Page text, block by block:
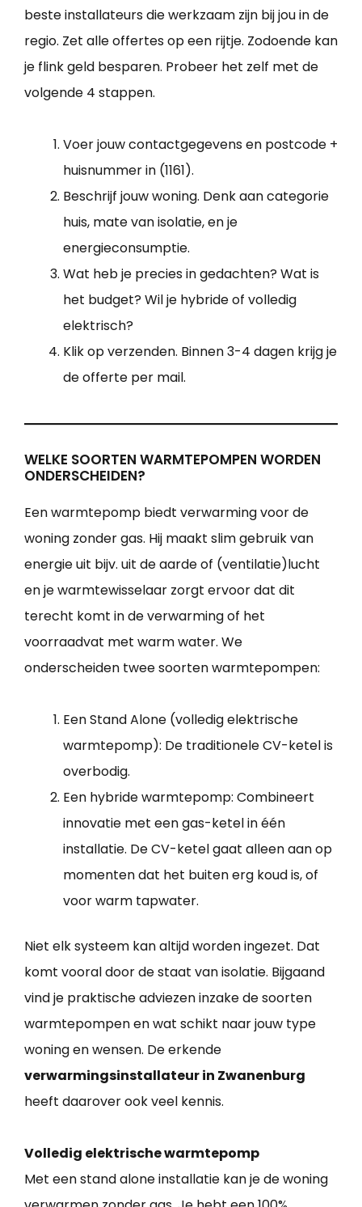
beste installateurs die werkzaam zijn bij jou in de
regio. Zet alle offertes op een rijtje. Zodoende kan
je flink geld besparen. Probeer het zelf met de
volgende 4 stappen.
Voer jouw contactgegevens en postcode +
huisnummer in (1161).
Beschrijf jouw woning. Denk aan categorie
huis, mate van isolatie, en je
energieconsumptie.
Wat heb je precies in gedachten? Wat is
het budget? Wil je hybride of volledig
elektrisch?
Klik op verzenden. Binnen 3-4 dagen krijg je
de offerte per mail.
WELKE SOORTEN WARMTEPOMPEN WORDEN
ONDERSCHEIDEN?
Een warmtepomp biedt verwarming voor de
woning zonder gas. Hij maakt slim gebruik van
energie uit bijv. uit de aarde of (ventilatie)lucht
en je warmtewisselaar zorgt ervoor dat dit
terecht komt in de verwarming of het
voorraadvat met warm water. We
onderscheiden twee soorten warmtepompen:
Een Stand Alone (volledig elektrische
warmtepomp): De traditionele CV-ketel is
overbodig.
Een hybride warmtepomp: Combineert
innovatie met een gas-ketel in één
installatie. De CV-ketel gaat alleen aan op
momenten dat het buiten erg koud is, of
voor warm tapwater.
Niet elk systeem kan altijd worden ingezet. Dat
komt vooral door de staat van isolatie. Bijgaand
vind je praktische adviezen inzake de soorten
warmtepompen en wat schikt naar jouw type
woning en wensen. De erkende
verwarmingsinstallateur in Zwanenburg
heeft daarover ook veel kennis.
Volledig elektrische warmtepomp
Met een stand alone installatie kan je de woning